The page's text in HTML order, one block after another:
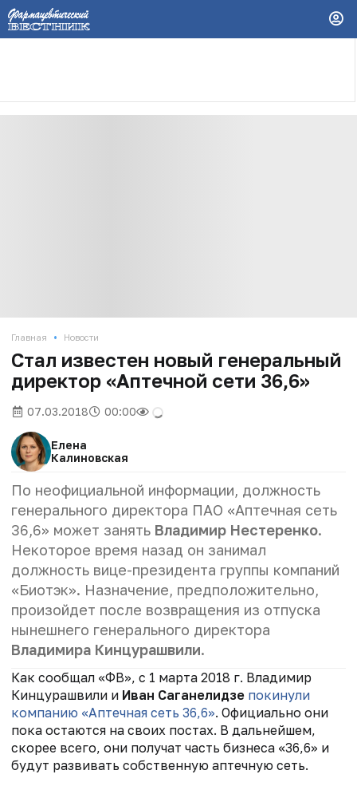
Главная • Новости
Стал известен новый генеральный
директор «Аптечной сети 36,6»
07.03.2018 00:00
Елена
Калиновская
По неофициальной информации, должность
генерального директора ПАО «Аптечная сеть
36,6» может занять Владимир Нестеренко.
Некоторое время назад он занимал
должность вице-президента группы компаний
«Биотэк». Назначение, предположительно,
произойдет после возвращения из отпуска
нынешнего генерального директора
Владимира Кинцурашвили.
Как сообщал «ФВ», с 1 марта 2018 г. Владимир
Кинцурашвили и Иван Саганелидзе покинули
компанию «Аптечная сеть 36,6». Официально они
пока остаются на своих постах. В дальнейшем,
скорее всего, они получат часть бизнеса «36,6» и
будут развивать собственную аптечную сеть.